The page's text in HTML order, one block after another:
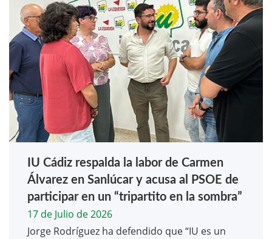
IU Cádiz respalda la labor de Carmen
Álvarez en Sanlúcar y acusa al PSOE de
participar en un “tripartito en la sombra”
17 de Julio de 2026
Jorge Rodríguez ha defendido que “IU es un